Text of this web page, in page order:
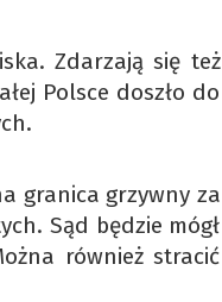
Zdarzają się też
Polsce doszło do
granica grzywny za
Sąd będzie mógł
również stracić